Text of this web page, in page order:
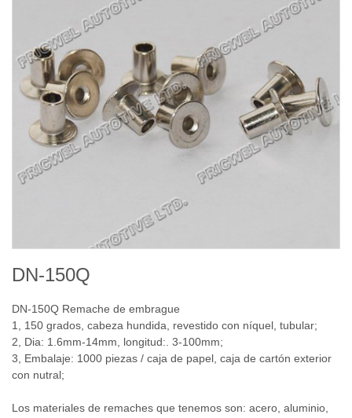
DN-150Q
DN-150Q Remache de embrague
1,
150 grados, cabeza hundida, revestido con níquel, tubular;
2,
Dia: 1.6mm-14mm , longitud: 3-100mm;
3 , Embalaje: 1000 piezas / caja de papel, caja de cartón exterior
con nutral;
Los materiales de remaches que tenemos son: acero, aluminio,